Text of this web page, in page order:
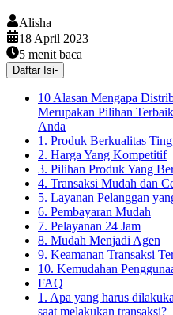
Alisha
18 April 2023
5 menit baca
Daftar Isi-
10 Alasan Mengapa
Merupakan Pilihan
Anda
1. Produk Berkualitas
2. Harga Yang Kompetitif
3. Pilihan Produk Yang
4. Transaksi Mudah dan
5. Layanan Pelanggan
6. Pembayaran Mudah
7. Pelayanan 24 Jam
8. Mudah Menjadi Agen
9. Keamanan Transaksi
10. Kemudahan
FAQ
1. Apa yang harus
saat melakukan transaksi?